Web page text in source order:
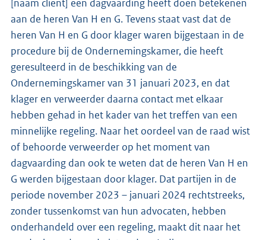
[naam client] een dagvaarding heeft doen betekenen
aan de heren Van H en G. Tevens staat vast dat de
heren Van H en G door klager waren bijgestaan in de
procedure bij de Ondernemingskamer, die heeft
geresulteerd in de beschikking van de
Ondernemingskamer van 31 januari 2023, en dat
klager en verweerder daarna contact met elkaar
hebben gehad in het kader van het treffen van een
minnelijke regeling. Naar het oordeel van de raad wist
of behoorde verweerder op het moment van
dagvaarding dan ook te weten dat de heren Van H en
G werden bijgestaan door klager. Dat partijen in de
periode november 2023 – januari 2024 rechtstreeks,
zonder tussenkomst van hun advocaten, hebben
onderhandeld over een regeling, maakt dit naar het